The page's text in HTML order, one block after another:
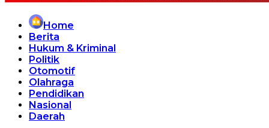
Home
Berita
Hukum & Kriminal
Politik
Otomotif
Olahraga
Pendidikan
Nasional
Daerah